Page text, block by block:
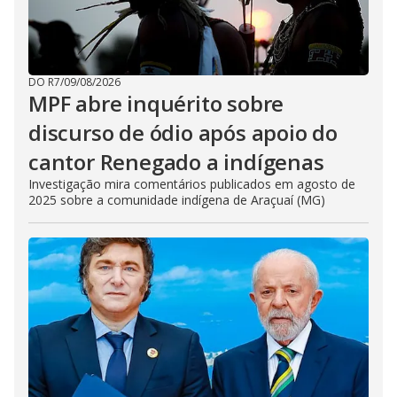
DO R7/09/08/2026
MPF abre inquérito sobre
discurso de ódio após apoio do
cantor Renegado a indígenas
Investigação mira comentários publicados em agosto de
2025 sobre a comunidade indígena de Araçuaí (MG)